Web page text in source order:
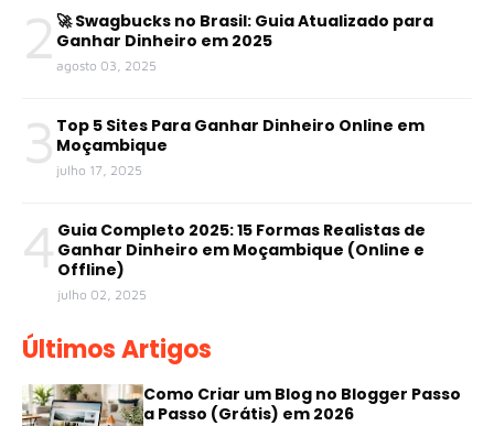
2 🚀 Swagbucks no Brasil: Guia Atualizado para
Ganhar Dinheiro em 2025
agosto 03, 2025
3 Top 5 Sites Para Ganhar Dinheiro Online em
Moçambique
julho 17, 2025
4 Guia Completo 2025: 15 Formas Realistas de
Ganhar Dinheiro em Moçambique (Online e
Offline)
julho 02, 2025
Últimos Artigos
Como Criar um Blog no Blogger Passo
a Passo (Grátis) em 2026